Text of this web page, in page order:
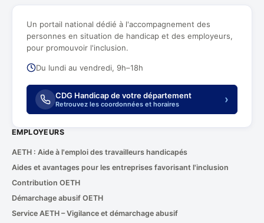
Un portail national dédié à l'accompagnement des
personnes en situation de handicap et des employeurs,
pour promouvoir l'inclusion.
Du lundi au vendredi, 9h–18h
CDG Handicap de votre département
Retrouvez les coordonnées et horaires ›
EMPLOYEURS
AETH : Aide à l'emploi des travailleurs handicapés
Aides et avantages pour les entreprises favorisant l'inclusion
Contribution OETH
Démarchage abusif OETH
Service AETH – Vigilance et démarchage abusif